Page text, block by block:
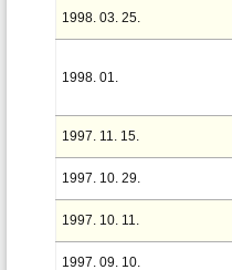
1998. 03. 25.
1998. 01.
1997. 11. 15.
1997. 10. 29.
1997. 10. 11.
1997. 09. 10.